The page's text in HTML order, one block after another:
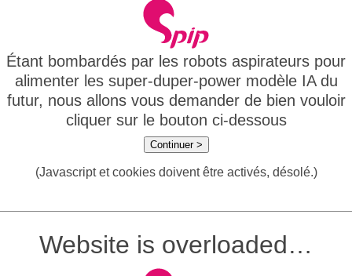
Étant bombardés par les robots aspirateurs pour
alimenter les super-duper-power modèle IA du
futur, nous allons vous demander de bien vouloir
cliquer sur le bouton ci-dessous
Continuer >
(Javascript et cookies doivent être activés, désolé.)
Website is overloaded…